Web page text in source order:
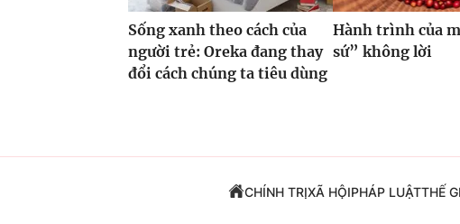
Sống xanh theo cách của
người trẻ: Oreka đang thay
đổi cách chúng ta tiêu dùng
Hành trình của
sứ” không lời
CHÍNH TRỊXÃ HỘIPHÁP LUẬTTHẾ